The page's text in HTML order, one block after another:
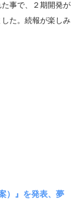
事で、２期開発が
た。続報が楽しみ
）』を発表、夢